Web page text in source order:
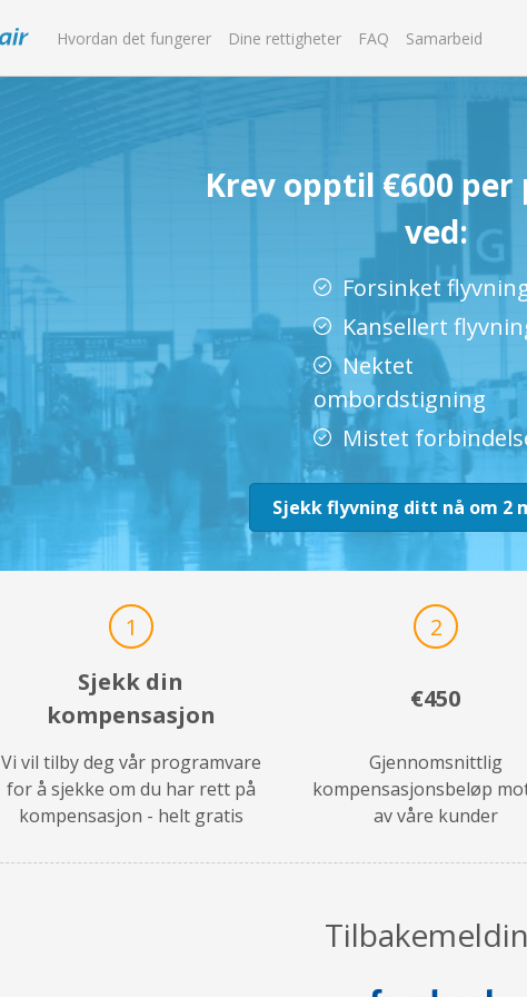
Hvordan det fungerer Dine rettigheter FAQ Samarbeid
Krev opptil €600 per
ved:
Forsinket
Kansellert
Nektet
ombordstigning
Mistet
Sjekk flyvning ditt nå om 2
1
Sjekk din
kompensasjon
Vi vil tilby deg vår programvare
for å sjekke om du har rett på
kompensasjon - helt gratis
2
€450
Gjennomsnittlig
kompensasjonsbeløp
av våre kunder